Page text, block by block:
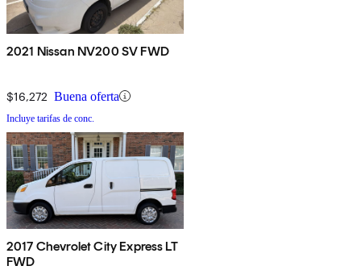
2021 Nissan NV200 SV FWD
$16,272 Buena oferta
Incluye tarifas de conc.
2017 Chevrolet City Express LT
FWD